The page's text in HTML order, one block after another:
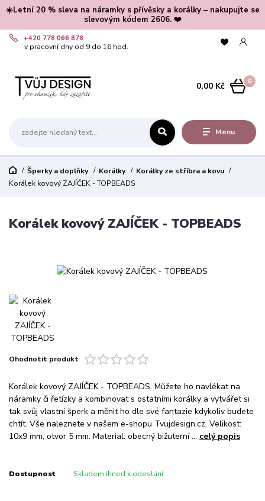
☀️Letní 20 % sleva na náramky s přívěsky a korálky – nakupujte se
slevovým kódem 2606. ❤️
Menu
+420 778 066 878
v pracovní dny od 9 do 16 hod.
0
0,00 Kč
Šperky a doplňky Korálky
Korálky ze stříbra a kovu
Korálek kovový ZAJÍČEK - TOPBEADS
Korálek kovový ZAJÍČEK - TOPBEADS
Ohodnotit produkt
Korálek kovový ZAJÍČEK - TOPBEADS. Můžete ho navlékat na
náramky či řetízky a kombinovat s ostatními korálky a vytvářet si
tak svůj vlastní šperk a měnit ho dle své fantazie kdykoliv budete
chtít. Vše naleznete v našem e-shopu Tvujdesign.cz. Velikost:
10x9 mm, otvor 5 mm. Material: obecný bižuterní ... celý popis
Dostupnost Skladem ihned k odeslání